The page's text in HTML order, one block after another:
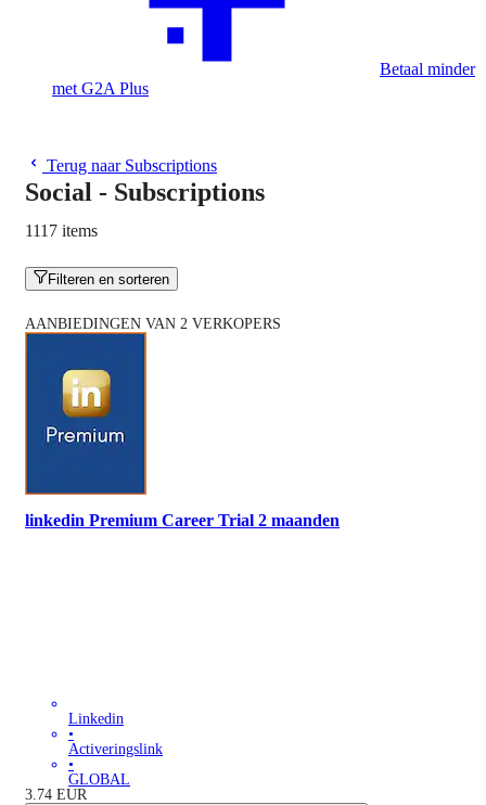
Betaal minder
met G2A Plus
Terug naar Subscriptions
Social - Subscriptions
1117 items
Filteren en sorteren
AANBIEDINGEN VAN 2 VERKOPERS
linkedin Premium Career Trial 2 maanden
Linkedin
•
Activeringslink
•
GLOBAL
3.74 EUR